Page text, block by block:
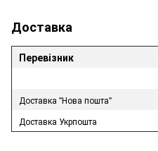
Доставка
Перевізник
Доставка "Нова пошта"
Доставка Укрпошта